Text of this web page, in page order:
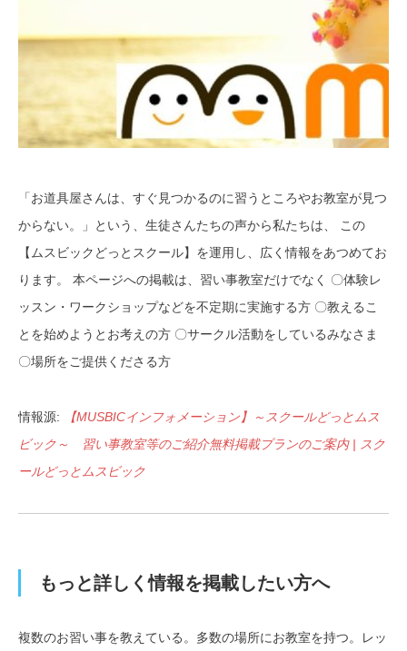
「お道具屋さんは、すぐ見つかるのに習うところやお教室が見つ
からない。」という、生徒さんたちの声から私たちは、 この
【ムスビックどっとスクール】を運用し、広く情報をあつめてお
ります。 本ページへの掲載は、習い事教室だけでなく 〇体験レ
ッスン・ワークショップなどを不定期に実施する方 〇教えるこ
とを始めようとお考えの方 〇サークル活動をしているみなさま
〇場所をご提供くださる方
情報源:
【MUSBICインフォメーション】～スクールどっとムス
ビック～ 習い事教室等のご紹介無料掲載プランのご案内 | スク
ールどっとムスビック
もっと詳しく情報を掲載したい方へ
複数のお習い事を教えている。多数の場所にお教室を持つ。レッ